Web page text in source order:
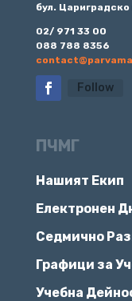
бул.
02/ 971 33 00
088 788 8356
Follow
ПЧМГ
Нашият Екип
Електронен
Седмично
Графици за
Учебна